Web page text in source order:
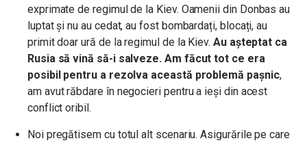
exprimate de regimul de la Kiev. Oamenii din Donbas au
luptat și nu au cedat, au fost bombardați, blocați, au
primit doar ură de la regimul de la Kiev. Au așteptat ca
Rusia să vină să-i salveze. Am făcut tot ce era
posibil pentru a rezolva această problemă pașnic,
am avut răbdare în negocieri pentru a ieși din acest
conflict oribil.
Noi pregătisem cu totul alt scenariu. Asigurările pe care